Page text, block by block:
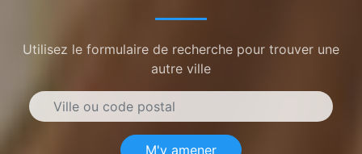
Utilisez le formulaire de recherche pour trouver une
autre ville
M'y amener